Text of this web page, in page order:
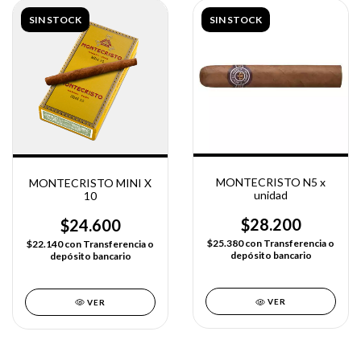
SIN STOCK
MONTECRISTO MINI X
10
$24.600
$22.140con Transferencia o
depósito bancario
VER
SIN STOCK
MONTECRISTO N5 x
unidad
$28.200
$25.380con Transferencia o
depósito bancario
VER